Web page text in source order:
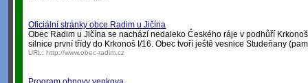
Oficiální stránky obce Radim u Jičína
Obec Radim u Jičína se nachází nedaleko Českého ráje v podhůří
silnice první třídy do Krkonoš I/16. Obec tvoří ještě vesnice Studeňany
URL: http://www.obec-radim.cz